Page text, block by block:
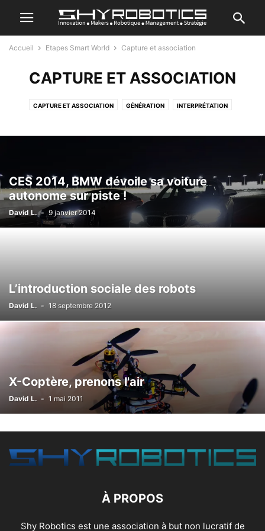
Accueil Etapes Smart World Capture et association
CAPTURE ET ASSOCIATION
CAPTURE ET ASSOCIATION GÉNÉRATION INTERPRÉTATION
CES 2014, BMW dévoile sa voiture
autonome sur piste !
David L. - 9 janvier 2014
L’introduction sociale des robots
David L. - 18 septembre 2012
X-Coptère, prenons l'air
David L. - 1 mai 2011
À PROPOS
Shy Robotics est une association à but non lucratif de